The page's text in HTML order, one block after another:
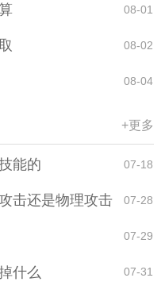
08-01
08-02
08-04
+更多
能的 07-18
击还是物理攻击 07-28
07-29
什么 07-31